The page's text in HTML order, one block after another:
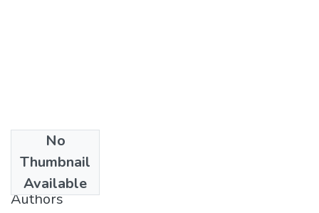
No
Thumbnail
Available
2009
Authors